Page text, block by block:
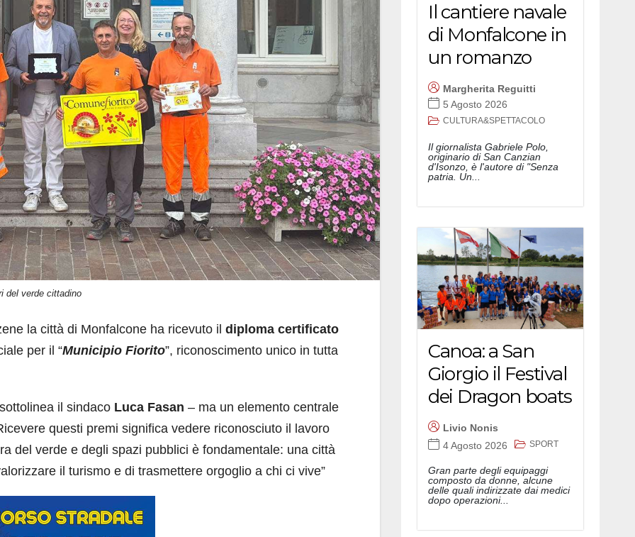
del verde cittadino
la città di Monfalcone ha ricevuto il diploma certificato
per il “Municipio Fiorito”, riconoscimento unico in tutta
il sindaco Luca Fasan – ma un elemento centrale
questi premi significa vedere riconosciuto il lavoro
del verde e degli spazi pubblici è fondamentale: una città
il turismo e di trasmettere orgoglio a chi ci vive”
Il cantiere navale
di Monfalcone in
un romanzo
Margherita Reguitti
5 Agosto 2026
CULTURA&SPETTACOLO
Il giornalista Gabriele Polo,
originario di San Canzian
d'Isonzo, è l'autore di "Senza
patria. Un...
Canoa: a San
Giorgio il Festival
dei Dragon boats
Livio Nonis
4 Agosto 2026
SPORT
Gran parte degli equipaggi
composto da donne, alcune
delle quali indirizzate dai medici
dopo operazioni...